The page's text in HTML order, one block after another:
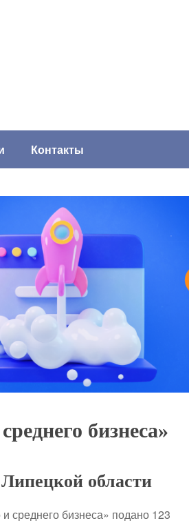
Контакты
бизнеса»
области
среднего бизнеса» подано 123